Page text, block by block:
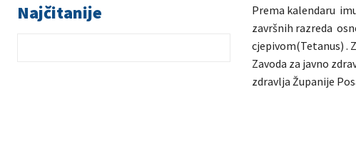
Najčitanije
Prema kalendaru
završnih razreda
cjepivom(Tetanus) .
Zavoda za javno
zdravlja Županije